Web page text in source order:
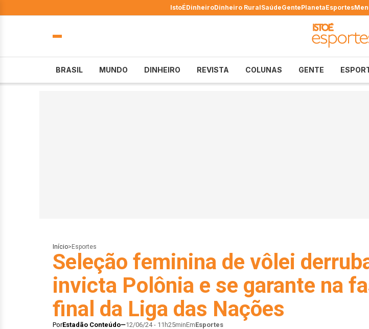
IstoÉDinheiroDinheiro RuralSaúdeGentePlanetaEsportes
BRASIL MUNDO DINHEIRO REVISTA COLUNAS GENTE
Início> Esportes
Seleção feminina de vôlei
invicta Polônia e se garante na
final da Liga das Nações
PorEstadão Conteúdo 12/06/24 - 11h25minEmEsportes